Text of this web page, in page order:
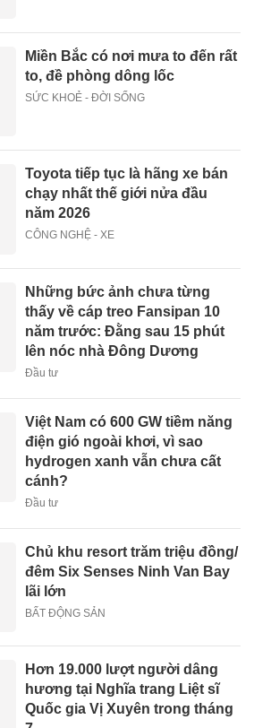
Miền Bắc có nơi mưa to đến rất
to, đề phòng dông lốc
SỨC KHOẺ - ĐỜI SỐNG
Toyota tiếp tục là hãng xe bán
chạy nhất thế giới nửa đầu
năm 2026
CÔNG NGHỆ - XE
Những bức ảnh chưa từng
thấy về cáp treo Fansipan 10
năm trước: Đằng sau 15 phút
lên nóc nhà Đông Dương
Đầu tư
Việt Nam có 600 GW tiềm năng
điện gió ngoài khơi, vì sao
hydrogen xanh vẫn chưa cất
cánh?
Đầu tư
Chủ khu resort trăm triệu đồng/
đêm Six Senses Ninh Van Bay
lãi lớn
BẤT ĐỘNG SẢN
Hơn 19.000 lượt người dâng
hương tại Nghĩa trang Liệt sĩ
Quốc gia Vị Xuyên trong tháng